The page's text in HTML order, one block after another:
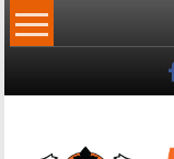
Skip
to
News